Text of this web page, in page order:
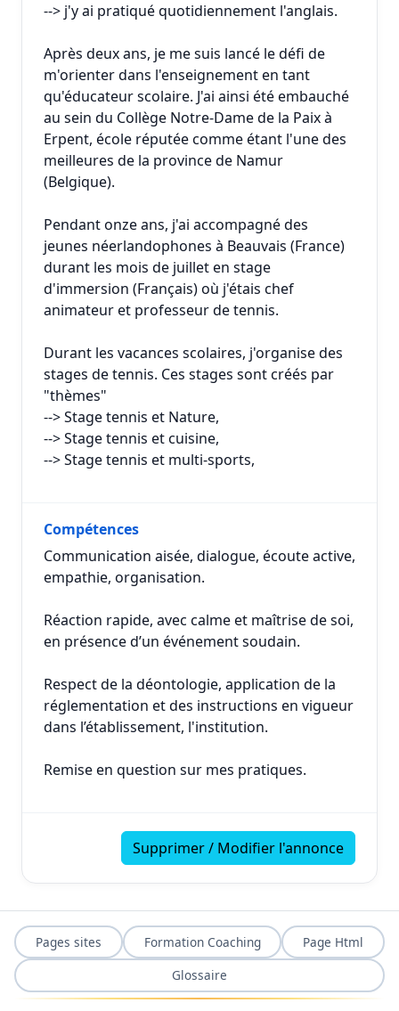
--> j'y ai pratiqué quotidiennement l'anglais.
Après deux ans, je me suis lancé le défi de
m'orienter dans l'enseignement en tant
qu'éducateur scolaire. J'ai ainsi été embauché
au sein du Collège Notre-Dame de la Paix à
Erpent, école réputée comme étant l'une des
meilleures de la province de Namur
(Belgique).
Pendant onze ans, j'ai accompagné des
jeunes néerlandophones à Beauvais (France)
durant les mois de juillet en stage
d'immersion (Français) où j'étais chef
animateur et professeur de tennis.
Durant les vacances scolaires, j'organise des
stages de tennis. Ces stages sont créés par
"thèmes"
--> Stage tennis et Nature,
--> Stage tennis et cuisine,
--> Stage tennis et multi-sports,
Compétences
Communication aisée, dialogue, écoute active,
empathie, organisation.
Réaction rapide, avec calme et maîtrise de soi,
en présence d’un événement soudain.
Respect de la déontologie, application de la
réglementation et des instructions en vigueur
dans l’établissement, l'institution.
Remise en question sur mes pratiques.
Supprimer / Modifier l'annonce
Pages sites Formation Coaching
Page Html
Glossaire